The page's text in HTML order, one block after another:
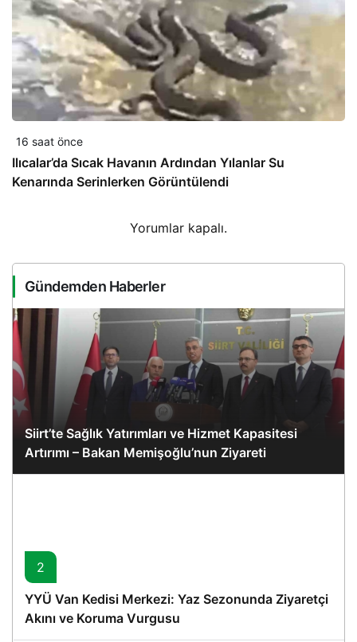
16 saat önce
Ilıcalar’da Sıcak Havanın Ardından Yılanlar Su
Kenarında Serinlerken Görüntülendi
Yorumlar kapalı.
Gündemden Haberler
Siirt’te Sağlık Yatırımları ve Hizmet Kapasitesi
Artırımı – Bakan Memişoğlu’nun Ziyareti
2
YYÜ Van Kedisi Merkezi: Yaz Sezonunda Ziyaretçi
Akını ve Koruma Vurgusu